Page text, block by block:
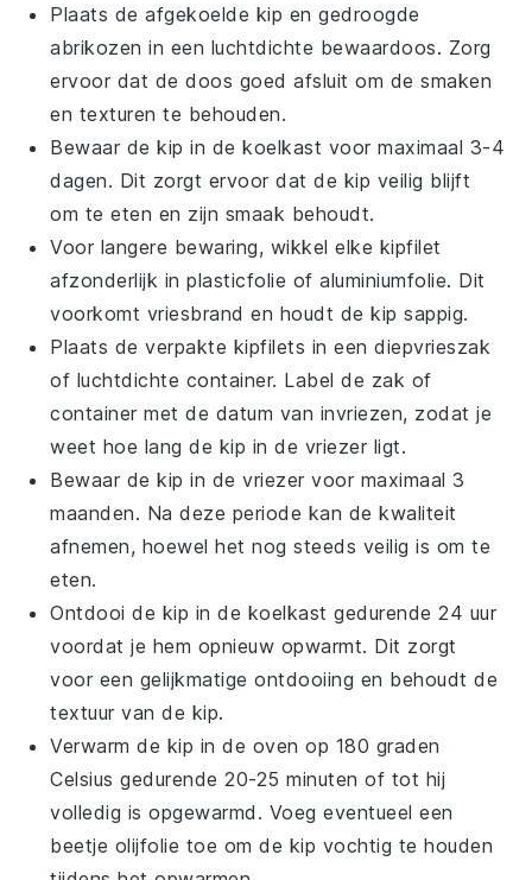
Plaats de afgekoelde kip engedroogde
abrikozen in een luchtdichte bewaardoos. Zorg
ervoor dat de doos goed afsluit om de smaken
en texturen te behouden.
Bewaar dekip in de koelkast voor maximaal 3-4
dagen. Dit zorgt ervoor dat de kip veilig blijft
om te eten en zijn smaak behoudt.
Voor langere bewaring, wikkel elke kipfilet
afzonderlijk in plasticfolie of aluminiumfolie. Dit
voorkomt vriesbrand en houdt dekip sappig.
Plaats de verpakte kipfilets in een diepvrieszak
of luchtdichte container. Label de zak of
container met de datum van invriezen, zodat je
weet hoe lang de kip in de vriezer ligt.
Bewaar dekip in de vriezer voor maximaal 3
maanden. Na deze periode kan de kwaliteit
afnemen, hoewel het nog steeds veilig is om te
eten.
Ontdooi de kip in de koelkast gedurende 24 uur
voordat je hem opnieuw opwarmt. Dit zorgt
voor een gelijkmatige ontdooiing en behoudt de
textuur van de kip.
Verwarm de kip in de oven op 180 graden
Celsius gedurende 20-25 minuten of tot hij
volledig is opgewarmd. Voeg eventueel een
beetje olijfolie toe om de kip vochtig te houden